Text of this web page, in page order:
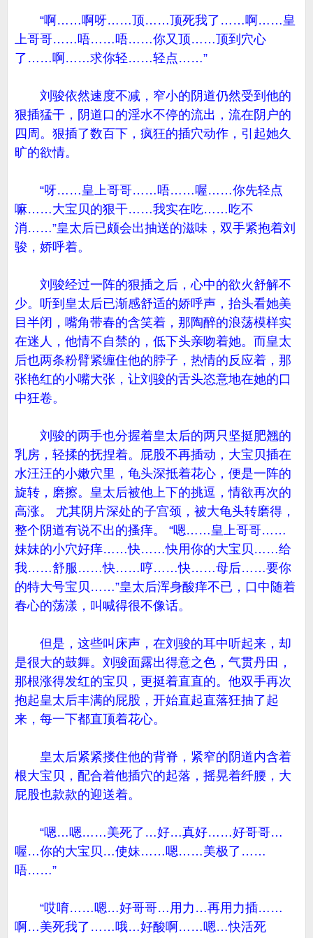
“啊……啊呀……顶……顶死我了……啊……皇
上哥哥……唔……唔……你又顶……顶到穴心
了……啊……求你轻……轻点……”
刘骏依然速度不减，窄小的阴道仍然受到他的
狠插猛干，阴道口的淫水不停的流出，流在阴户的
四周。狠插了数百下，疯狂的插穴动作，引起她久
旷的欲情。
“呀……皇上哥哥……唔……喔……你先轻点
嘛……大宝贝的狠干……我实在吃……吃不
消……”皇太后已颇会出抽送的滋味，双手紧抱着刘
骏，娇呼着。
刘骏经过一阵的狠插之后，心中的欲火舒解不
少。听到皇太后已渐感舒适的娇呼声，抬头看她美
目半闭，嘴角带春的含笑着，那陶醉的浪荡模样实
在迷人，他情不自禁的，低下头亲吻着她。而皇太
后也两条粉臂紧缠住他的脖子，热情的反应着，那
张艳红的小嘴大张，让刘骏的舌头恣意地在她的口
中狂卷。
刘骏的两手也分握着皇太后的两只坚挺肥翘的
乳房，轻揉的抚捏着。屁股不再插动，大宝贝插在
水汪汪的小嫩穴里，龟头深抵着花心，便是一阵的
旋转，磨擦。皇太后被他上下的挑逗，情欲再次的
高涨。 尤其阴片深处的子宫颈，被大龟头转磨得，
整个阴道有说不出的搔痒。 “嗯……皇上哥哥……
妹妹的小穴好痒……快……快用你的大宝贝……给
我……舒服……快……哼……快……母后……要你
的特大号宝贝……”皇太后浑身酸痒不已，口中随着
春心的荡漾，叫喊得很不像话。
但是，这些叫床声，在刘骏的耳中听起来，却
是很大的鼓舞。刘骏面露出得意之色，气贯丹田，
那根涨得发红的宝贝，更挺着直直的。他双手再次
抱起皇太后丰满的屁股，开始直起直落狂抽了起
来，每一下都直顶着花心。
皇太后紧紧搂住他的背脊，紧窄的阴道内含着
根大宝贝，配合着他插穴的起落，摇晃着纤腰，大
屁股也款款的迎送着。
“嗯…嗯……美死了…好…真好……好哥哥…
喔…你的大宝贝…使妹……嗯……美极了……
唔……”
“哎唷……嗯…好哥哥…用力…再用力插……
啊…美死我了……哦…好酸啊……嗯…快活死